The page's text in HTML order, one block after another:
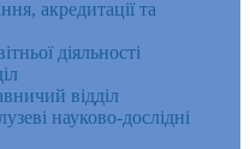
акредитації та
діяльності
відділ
науково-дослідні